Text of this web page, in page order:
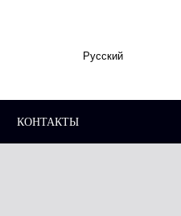
Русский
КОНТАКТЫ